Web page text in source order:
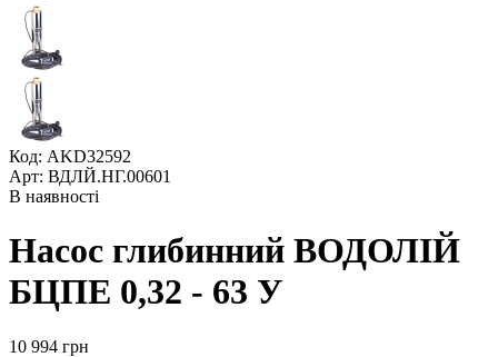
Код: AKD32592
Арт: ВДЛЙ.НГ.00601
В наявності
Насос глибинний ВОДОЛІЙ
БЦПЕ 0,32 - 63 У
10 994 грн